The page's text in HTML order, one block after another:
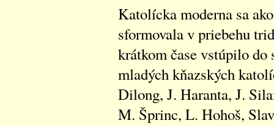
Katolícka moderna sa
sformovala v priebehu
krátkom čase vstúpilo
mladých kňazských
Dilong, J. Haranta, J.
M. Šprinc, L. Hohoš,